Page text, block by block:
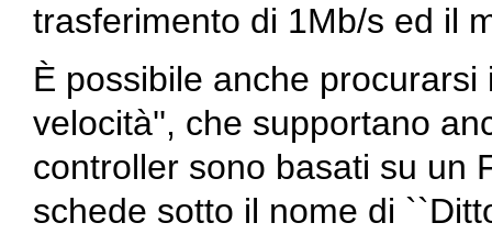
trasferimento di 1Mb/s ed il
È possibile anche
velocità'', che supportano
controller sono basati su un
schede sotto il nome di